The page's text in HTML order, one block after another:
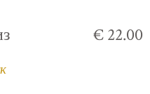
€ 22.00